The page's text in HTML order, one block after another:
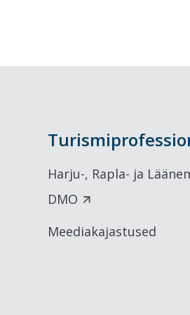
Harju-, Rapla- ja
DMO
Meediakajastused